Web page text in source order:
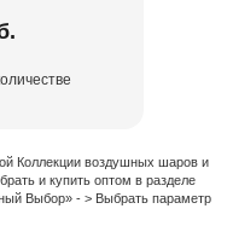
Коллекции воздушных шаров и
и купить оптом в разделе
Выбор» - > Выбрать параметр